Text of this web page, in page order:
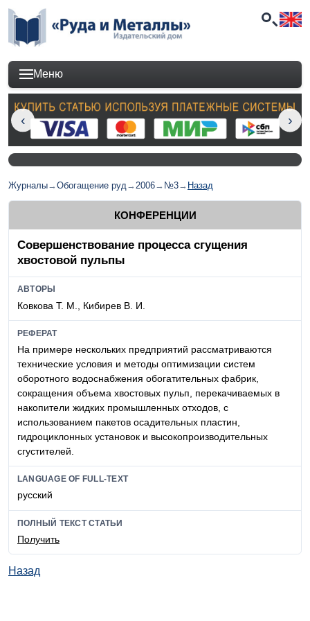
Меню
Журналы→Обогащение руд→2006→ №3→ Назад
КОНФЕРЕНЦИИ
Совершенствование процесса сгущения
хвостовой пульпы
АВТОРЫ
Ковкова Т. М., Кибирев В. И.
РЕФЕРАТ
На примере нескольких предприятий рассматриваются
технические условия и методы оптимизации систем
оборотного водоснабжения обогатительных фабрик,
сокращения объема хвостовых пульп, перекачиваемых в
накопители жидких промышленных отходов, с
использованием пакетов осадительных пластин,
гидроциклонных установок и высокопроизводительных
сгустителей.
LANGUAGE OF FULL-TEXT
русский
ПОЛНЫЙ ТЕКСТ СТАТЬИ
Получить
Назад